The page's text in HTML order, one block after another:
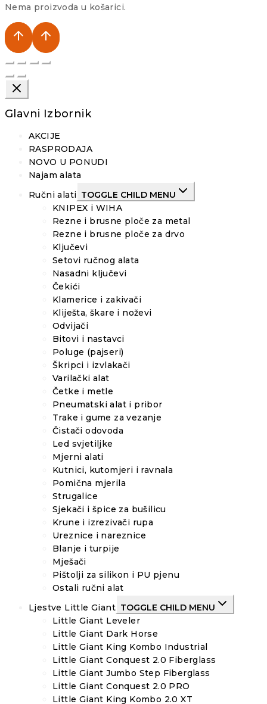
Nema proizvoda u košarici.
Glavni Izbornik
AKCIJE
RASPRODAJA
NOVO U PONUDI
Najam alata
Ručni alati TOGGLE CHILD MENU
KNIPEX i WIHA
Rezne i brusne ploče za metal
Rezne i brusne ploče za drvo
Ključevi
Setovi ručnog alata
Nasadni ključevi
Čekići
Klamerice i zakivači
Kliješta, škare i noževi
Odvijači
Bitovi i nastavci
Poluge (pajseri)
Škripci i izvlakači
Varilački alat
Četke i metle
Pneumatski alat i pribor
Trake i gume za vezanje
Čistači odovoda
Led svjetiljke
Mjerni alati
Kutnici, kutomjeri i ravnala
Pomična mjerila
Strugalice
Sjekači i špice za bušilicu
Krune i izrezivači rupa
Ureznice i nareznice
Blanje i turpije
Mješači
Pištolji za silikon i PU pjenu
Ostali ručni alat
Ljestve Little Giant TOGGLE CHILD MENU
Little Giant Leveler
Little Giant Dark Horse
Little Giant King Kombo Industrial
Little Giant Conquest 2.0 Fiberglass
Little Giant Jumbo Step Fiberglass
Little Giant Conquest 2.0 PRO
Little Giant King Kombo 2.0 XT